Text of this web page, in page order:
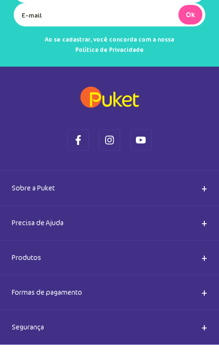
Ok
Ao se cadastrar, você concorda com a nossa
Política de Privacidade
Sobre a Puket +
Quem somos
Meias do Bem
Seja um Franqueado
Precisa de Ajuda +
Dúvidas Frequentes
Como comprar
Produtos +
Acessórios
Meias
Formas de pagamento +
Segurança +